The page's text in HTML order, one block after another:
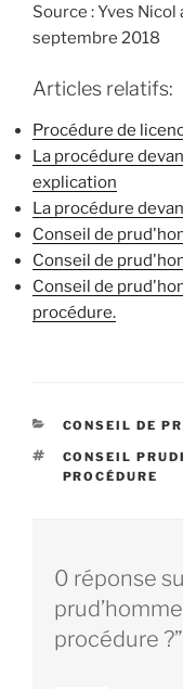
Source : Yves
septembre 2018
Articles relatifs:
Procédure de
La procédure
explication
La procédure
Conseil de
Conseil de
Conseil de
procédure.
CATÉGORIES
CONSEIL DE
ÉTIQUETTES
CONSEIL
PROCÉDURE
0 réponse
procédure ?”